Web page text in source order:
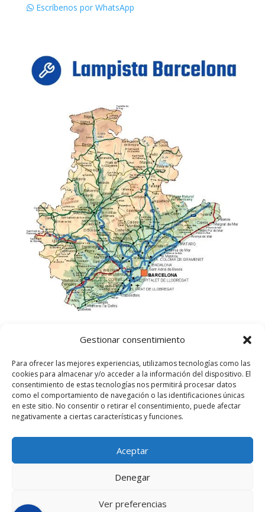
Gestionar consentimiento
Para ofrecer las mejores experiencias, utilizamos tecnologías como las
cookies para almacenar y/o acceder a la información del dispositivo. El
consentimiento de estas tecnologías nos permitirá procesar datos
como el comportamiento de navegación o las identificaciones únicas
en este sitio. No consentir o retirar el consentimiento, puede afectar
negativamente a ciertas características y funciones.
Aceptar
Denegar
Ver preferencias
Escríbenos por WhatsApp
Lampista Barcelona. Todos los derechos
reservados.
Política de privacidad